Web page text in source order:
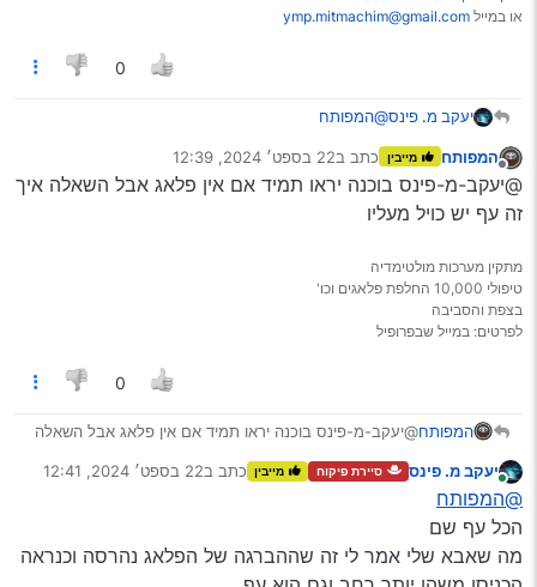
או במייל ymp.mitmachim@gmail.com
0
יעקב מ. פינס@המפותח
מנותק
המפותח מייבין כתב ב22 בספט׳ 2024, 12:39
נערך לאחרונה על ידי
@יעקב-מ-פינס בוכנה יראו תמיד אם אין פלאג אבל השאלה איך
זה עף יש כויל מעליו
מתקין מערכות מולטימדיה
טיפולי 10,000 החלפת פלאגים וכו'
בצפת והסביבה
לפרטים: במייל שבפרופיל
0
המפותח@יעקב-מ-פינס בוכנה יראו תמיד אם אין פלאג אבל השאלה
יעקב מ. פינס סיירת פיקוח מייבין כתב ב22 בספט׳ 2024, 12:41
נערך לאחרונה על ידי
@המפותח
הכל עף שם
מה שאבא שלי אמר לי זה שההברגה של הפלאג נהרסה וכנראה